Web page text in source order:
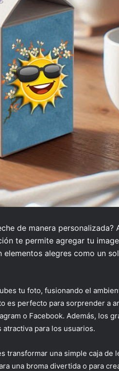
de manera personalizada?
te permite agregar tu
alegres como un
tu foto, fusionando el
es perfecto para sorprender a
o Facebook. Además, los
para los usuarios.
transformar una simple caja de
una broma divertida o para